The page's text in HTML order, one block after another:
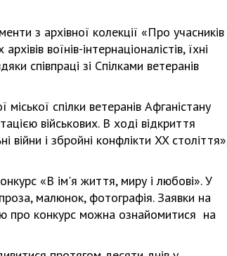
з архівної колекції «Про учасників
воїнів-інтернаціоналістів, їхні
співпраці зі Спілками ветеранів
спілки ветеранів Афганістану
військових. В ході відкриття
війни і збройні конфлікти XX
«В ім'я життя, миру і любові». У
малюнок, фотографія. Заявки на
про конкурс можна ознайомитися на